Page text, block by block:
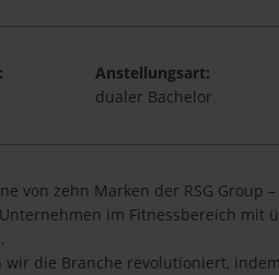
Anstellungsart:
dualer Bachelor
von zehn Marken der RSG Group
im Fitnessbereich mit
wir die Branche revolutioniert,